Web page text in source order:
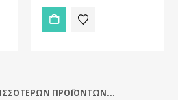
ΠΡΟΪΟΝΤΩΝ...